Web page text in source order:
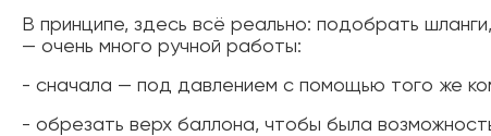
В принципе, здесь всё реально: подобрать
— очень много ручной работы:
- сначала — под давлением с помощью того же
- обрезать верх баллона, чтобы была